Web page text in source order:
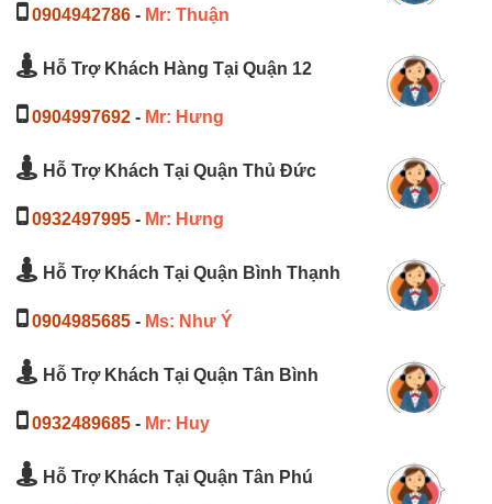
0904942786 - Mr: Thuận
Hỗ Trợ Khách Hàng Tại Quận 12
0904997692 - Mr: Hưng
Hỗ Trợ Khách Tại Quận Thủ Đức
0932497995 - Mr: Hưng
Hỗ Trợ Khách Tại Quận Bình Thạnh
0904985685 - Ms: Như Ý
Hỗ Trợ Khách Tại Quận Tân Bình
0932489685 - Mr: Huy
Hỗ Trợ Khách Tại Quận Tân Phú